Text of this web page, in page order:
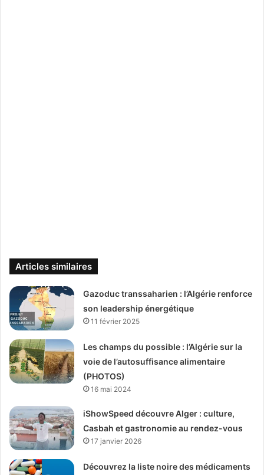
Articles similaires
Gazoduc transsaharien : l’Algérie renforce
son leadership énergétique
11 février 2025
Les champs du possible : l’Algérie sur la
voie de l’autosuffisance alimentaire
(PHOTOS)
16 mai 2024
iShowSpeed découvre Alger : culture,
Casbah et gastronomie au rendez-vous
17 janvier 2026
Découvrez la liste noire des médicaments